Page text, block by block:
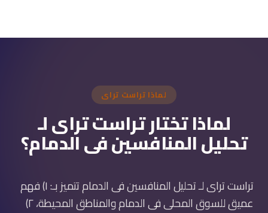
لماذا تراست تراى
لماذا تختار تراست تراى لـ
تحليل المنافسين فى الدمام؟
تراست تراى لـ تحليل المنافسين فى الدمام تتميز بـ: ١) فهم
عميق للسوق المحلى فى الدمام والمناطق المحيطة، ٢)